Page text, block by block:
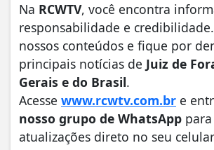
Na RCWTV, você encontra
responsabilidade e
nossos conteúdos e fique por
principais notícias de Juiz de
Gerais e do Brasil.
Acesse www.rcwtv.com.br e
nosso grupo de WhatsApp
atualizações direto no seu